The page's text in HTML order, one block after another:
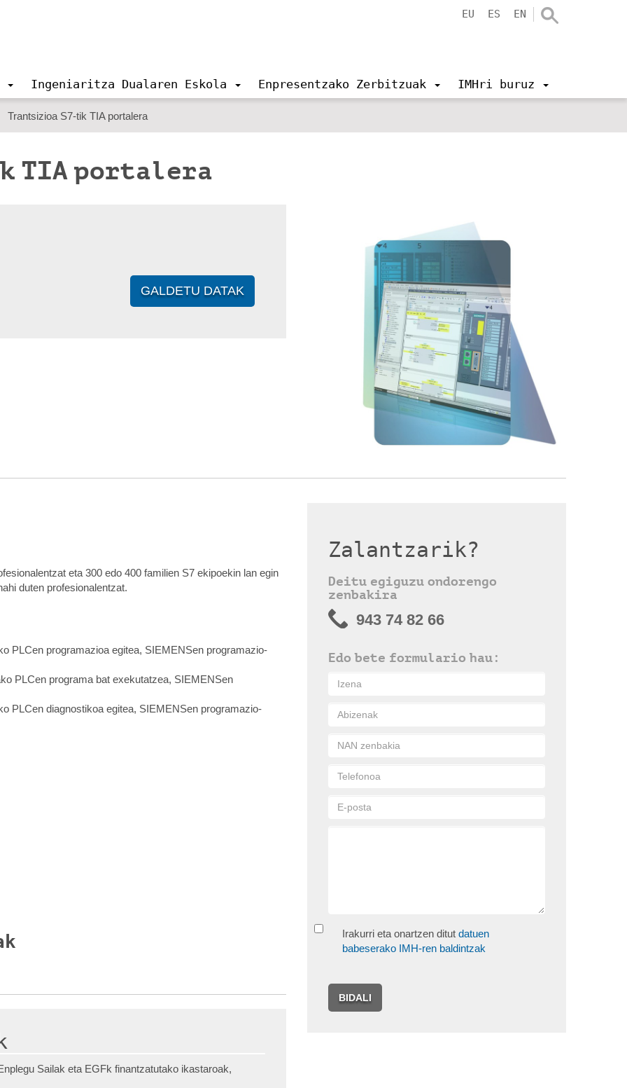
EU ES EN
Ingeniaritza Dualaren Eskola Enpresentzako Zerbitzuak IMHri buruz
Trantsizioa S7-tik TIA portalera
TIA portalera
GALDETU DATAK
eta 300 edo 400 familien S7 ekipoekin lan egin
duten profesionalentzat.
PLCen programazioa egitea, SIEMENSen programazio-
PLCen programa bat exekutatzea, SIEMENSen
PLCen diagnostikoa egitea, SIEMENSen programazio-
Sailak eta EGFk finantzatutako ikastaroak,
Zalantzarik?
Deitu egiguzu ondorengo
zenbakira
943 74 82 66
Edo bete formulario hau:
Irakurri eta onartzen ditut datuen
babeserako IMH-ren baldintzak
BIDALI